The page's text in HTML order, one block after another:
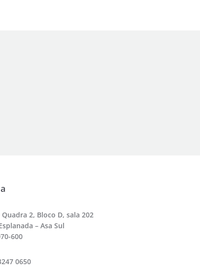
Quadra 2, Bloco D, sala 202
– Asa Sul
600
0650